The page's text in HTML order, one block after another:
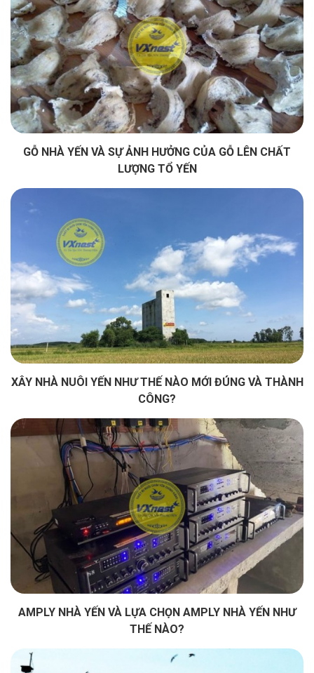
GỖ NHÀ YẾN VÀ SỰ ẢNH HƯỞNG CỦA GỖ LÊN CHẤT
LƯỢNG TỔ YẾN
XÂY NHÀ NUÔI YẾN NHƯ THẾ NÀO MỚI ĐÚNG VÀ THÀNH
CÔNG?
AMPLY NHÀ YẾN VÀ LỰA CHỌN AMPLY NHÀ YẾN NHƯ
THẾ NÀO?